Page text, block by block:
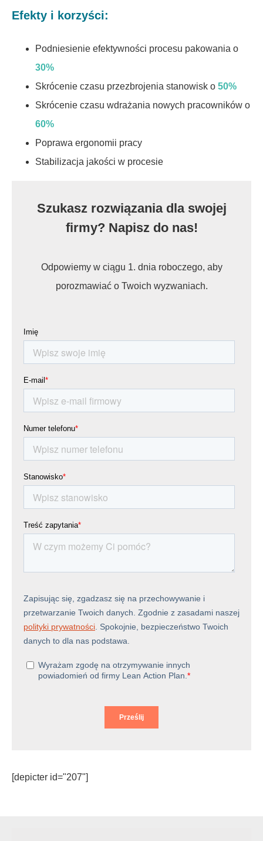
Efekty i korzyści:
Podniesienie efektywności procesu pakowania o
30%
Skrócenie czasu przezbrojenia stanowisk o 50%
Skrócenie czasu wdrażania nowych pracowników o
60%
Poprawa ergonomii pracy
Stabilizacja jakości w procesie
Szukasz rozwiązania dla swojej
firmy? Napisz do nas!
Odpowiemy w ciągu 1. dnia roboczego, aby
porozmawiać o Twoich wyzwaniach.
[depicter id="207"]